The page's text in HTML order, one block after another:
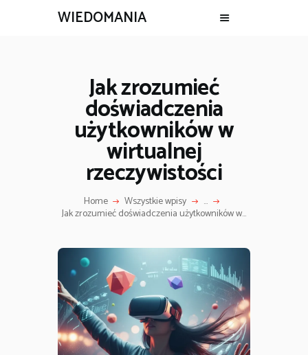
WIEDOMANIA
Jak zrozumieć
doświadczenia
użytkowników w
wirtualnej
rzeczywistości
Home Wszystkie wpisy ...
Jak zrozumieć doświadczenia użytkowników w...